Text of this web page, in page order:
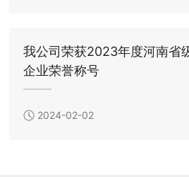
我公司荣获2023年度河南省
企业荣誉称号
2024-02-02